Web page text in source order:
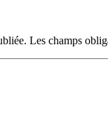
Les champs